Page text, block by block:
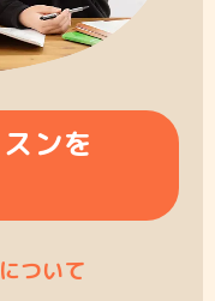
ンを
ついて